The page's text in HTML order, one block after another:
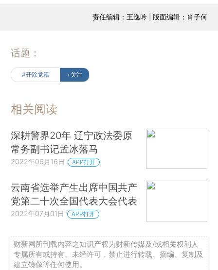
责任编辑：王逸吟 | 版面编辑：肖子何
话题：
#开除党籍 +关注
相关阅读
深耕警界20年 辽宁政法委原
常务副书记孟冰落马
2022年06月16日 APP打开
云南省选举产生出席中国共产
党第二十次全国代表大会代表
2022年07月01日 APP打开
财新网所刊载内容之知识产权为财新传媒及/或相关权利人
专属所有或持有。未经许可，禁止进行转载、摘编、复制及
建立镜像等任何使用。